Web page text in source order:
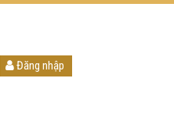
Đăng nhập